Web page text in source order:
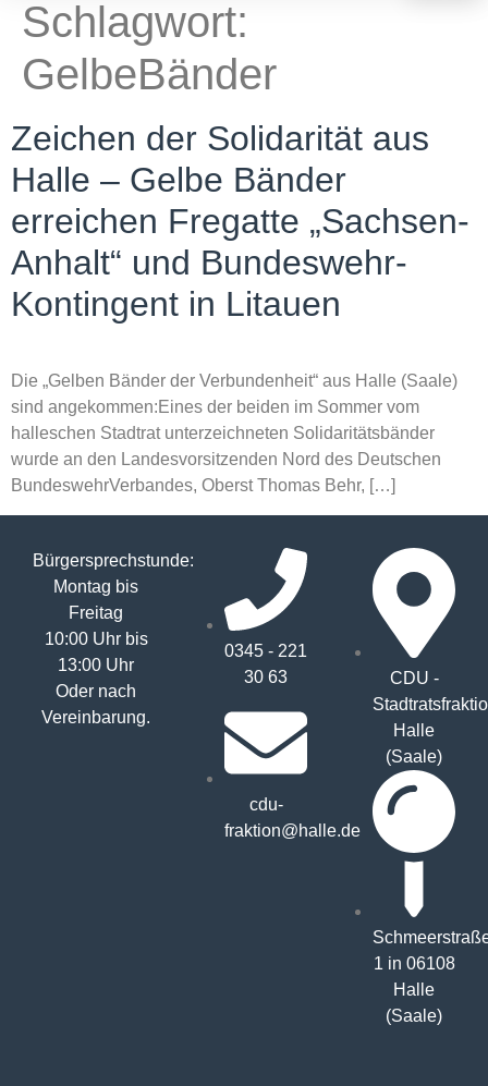
Schlagwort:
GelbeBänder
Zeichen der Solidarität aus
Halle – Gelbe Bänder
erreichen Fregatte „Sachsen-
Anhalt“ und Bundeswehr-
Kontingent in Litauen
Die „Gelben Bänder der Verbundenheit“ aus Halle (Saale)
sind angekommen:Eines der beiden im Sommer vom
halleschen Stadtrat unterzeichneten Solidaritätsbänder
wurde an den Landesvorsitzenden Nord des Deutschen
BundeswehrVerbandes, Oberst Thomas Behr, […]
Bürgersprechstunde:
Montag bis
Freitag
10:00 Uhr bis
13:00 Uhr
Oder nach
Vereinbarung.
0345 - 221
30 63
cdu-
fraktion@halle.de
CDU -
Halle
(Saale)
1 in 06108
Halle
(Saale)